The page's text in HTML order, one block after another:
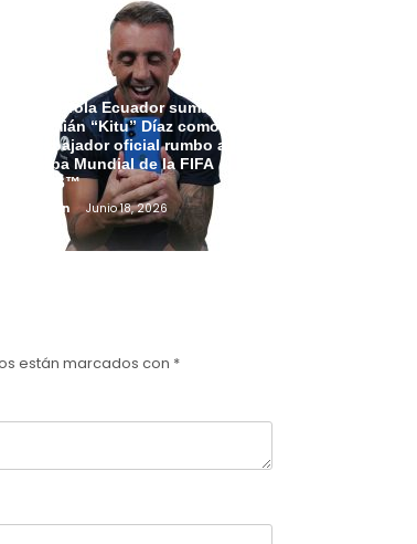
Motorola Ecuador suma a
Damián “Kitu” Díaz como
embajador oficial rumbo a la
Copa Mundial de la FIFA
2026™
Admin Junio 18, 2026
están marcados con *